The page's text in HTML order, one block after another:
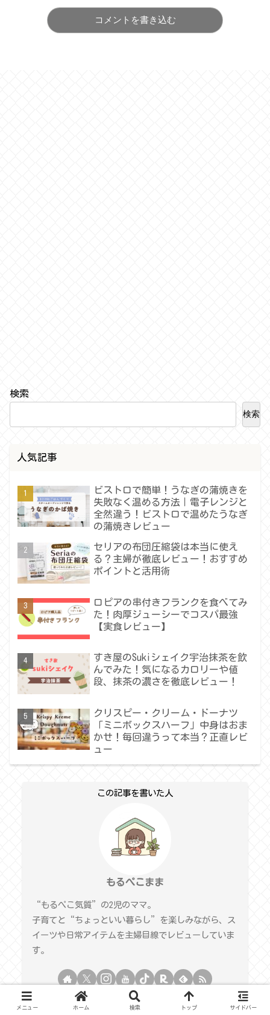
コメントを書き込む
検索
検索
人気記事
ビストロで簡単！うなぎの蒲焼きを
失敗なく温める方法｜電子レンジと
全然違う！ビストロで温めたうなぎ
の蒲焼きレビュー
セリアの布団圧縮袋は本当に使え
る？主婦が徹底レビュー！おすすめ
ポイントと活用術
ロピアの串付きフランクを食べてみ
た！肉厚ジューシーでコスパ最強
【実食レビュー】
すき屋のSukiシェイク宇治抹茶を飲
んでみた！気になるカロリーや値
段、抹茶の濃さを徹底レビュー！
クリスピー・クリーム・ドーナツ
「ミニボックスハーフ」中身はおま
かせ！毎回違うって本当？正直レビ
ュー
この記事を書いた人
もるぺこまま
“もるぺこ気質”の2児のママ。
子育てと“ちょっといい暮らし”を楽しみながら、ス
イーツや日常アイテムを主婦目線でレビューしていま
す。
メニュー ホーム 検索 トップ サイドバー